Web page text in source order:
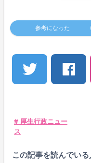
参考になった
# 厚生行政ニュー
ス
この記事を読んでい